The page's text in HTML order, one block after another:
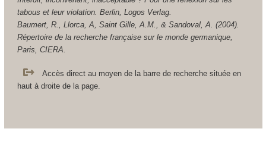
tabous et leur violation. Berlin, Logos Verlag.
Baumert, R., Llorca, A, Saint Gille, A.M., & Sandoval, A. (2004).
Répertoire de la recherche française sur le monde germanique,
Paris, CIERA.
Accès direct au moyen de la barre de recherche située en
haut à droite de la page.